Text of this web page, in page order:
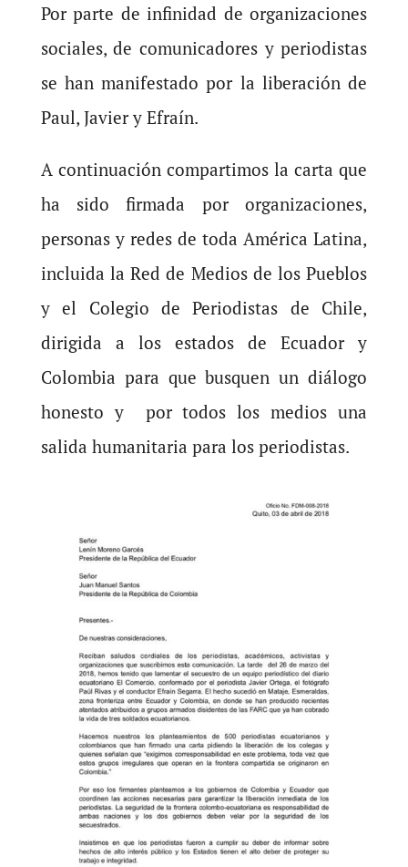
Por parte de infinidad de organizaciones
sociales, de comunicadores y periodistas
se han manifestado por la liberación de
Paul, Javier y Efraín.
A continuación compartimos la carta que
ha sido firmada por organizaciones,
personas y redes de toda América Latina,
incluida la Red de Medios de los Pueblos
y el Colegio de Periodistas de Chile,
dirigida a los estados de Ecuador y
Colombia para que busquen un diálogo
honesto y por todos los medios una
salida humanitaria para los periodistas.